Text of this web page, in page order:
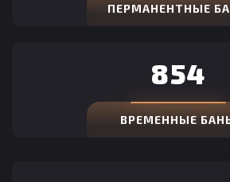
ПЕРМАНЕНТНЫЕ
854
ВРЕМЕННЫЕ